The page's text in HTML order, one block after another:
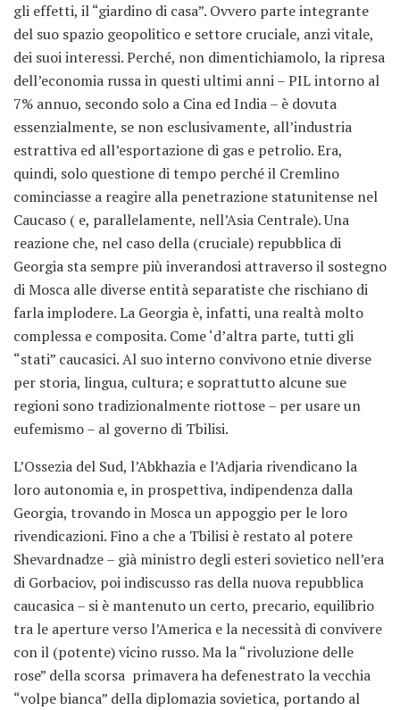
gli effetti, il “giardino di casa”. Ovvero parte integrante
del suo spazio geopolitico e settore cruciale, anzi vitale,
dei suoi interessi. Perché, non dimentichiamolo, la ripresa
dell’economia russa in questi ultimi anni – PIL intorno al
7% annuo, secondo solo a Cina ed India – è dovuta
essenzialmente, se non esclusivamente, all’industria
estrattiva ed all’esportazione di gas e petrolio. Era,
quindi, solo questione di tempo perché il Cremlino
cominciasse a reagire alla penetrazione statunitense nel
Caucaso ( e, parallelamente, nell’Asia Centrale). Una
reazione che, nel caso della (cruciale) repubblica di
Georgia sta sempre più inverandosi attraverso il sostegno
di Mosca alle diverse entità separatiste che rischiano di
farla implodere. La Georgia è, infatti, una realtà molto
complessa e composita. Come ‘d’altra parte, tutti gli
“stati” caucasici. Al suo interno convivono etnie diverse
per storia, lingua, cultura; e soprattutto alcune sue
regioni sono tradizionalmente riottose – per usare un
eufemismo – al governo di Tbilisi.
L’Ossezia del Sud, l’Abkhazia e l’Adjaria rivendicano la
loro autonomia e, in prospettiva, indipendenza dalla
Georgia, trovando in Mosca un appoggio per le loro
rivendicazioni. Fino a che a Tbilisi è restato al potere
Shevardnadze – già ministro degli esteri sovietico nell’era
di Gorbaciov, poi indiscusso ras della nuova repubblica
caucasica – si è mantenuto un certo, precario, equilibrio
tra le aperture verso l’America e la necessità di convivere
con il (potente) vicino russo. Ma la “rivoluzione delle
rose” della scorsa primavera ha defenestrato la vecchia
“volpe bianca” della diplomazia sovietica, portando al